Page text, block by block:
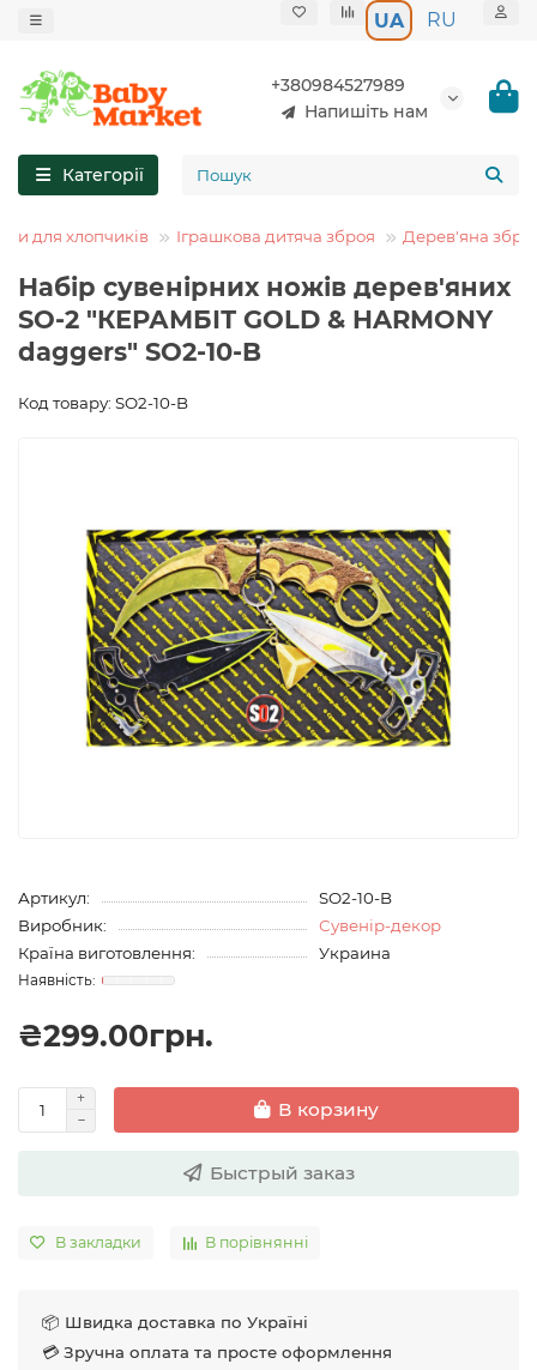
UA RU
+380984527989
Напишіть нам
Категорії
для хлопчиків Іграшкова дитяча зброя Дерев'яна
Набір сувенірних ножів дерев'яних
SO-2 "КЕРАМБІТ GOLD & HARMONY
daggers" SO2-10-B
Код товару: SO2-10-B
Артикул:
SO2-10-B
Виробник:
Сувенір-декор
Країна виготовлення:
Украина
₴299.00грн.
В корзину
Быстрый заказ
В закладки В порівнянні
📦 Швидка доставка по Україні
💳 Зручна оплата та просте оформлення